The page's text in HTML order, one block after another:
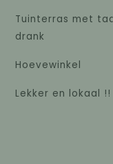
Tuinterras met
drank
Hoevewinkel
Lekker en lokaal !!